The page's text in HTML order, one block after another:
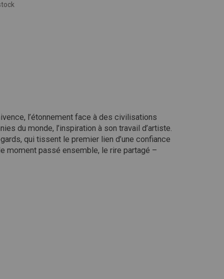
l’étonnement face à des civilisations
du monde, l’inspiration à son travail d’artiste.
qui tissent le premier lien d’une confiance
moment passé ensemble, le rire partagé –